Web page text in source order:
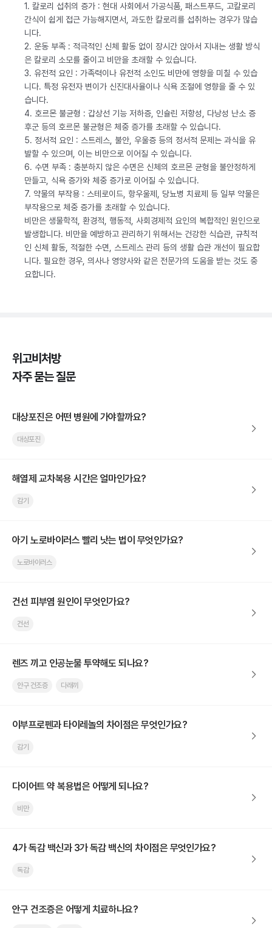
1. 칼로리 섭취의 증가 : 현대 사회에서 가공식품, 패스트푸드, 고칼로리
간식이 쉽게 접근 가능해지면서, 과도한 칼로리를 섭취하는 경우가 많습
니다.
2. 운동 부족 : 적극적인 신체 활동 없이 장시간 앉아서 지내는 생활 방식
은 칼로리 소모를 줄이고 비만을 초래할 수 있습니다.
3. 유전적 요인 : 가족력이나 유전적 소인도 비만에 영향을 미칠 수 있습
니다. 특정 유전자 변이가 신진대사율이나 식욕 조절에 영향을 줄 수 있
습니다.
4. 호르몬 불균형 : 갑상선 기능 저하증, 인슐린 저항성, 다낭성 난소 증
후군 등의 호르몬 불균형은 체중 증가를 초래할 수 있습니다.
5. 정서적 요인 : 스트레스, 불안, 우울증 등의 정서적 문제는 과식을 유
발할 수 있으며, 이는 비만으로 이어질 수 있습니다.
6. 수면 부족 : 충분하지 않은 수면은 신체의 호르몬 균형을 불안정하게
만들고, 식욕 증가와 체중 증가로 이어질 수 있습니다.
7. 약물의 부작용 : 스테로이드, 항우울제, 당뇨병 치료제 등 일부 약물은
부작용으로 체중 증가를 초래할 수 있습니다.
비만은 생물학적, 환경적, 행동적, 사회경제적 요인의 복합적인 원인으로
발생합니다. 비만을 예방하고 관리하기 위해서는 건강한 식습관, 규칙적
인 신체 활동, 적절한 수면, 스트레스 관리 등의 생활 습관 개선이 필요합
니다. 필요한 경우, 의사나 영양사와 같은 전문가의 도움을 받는 것도 중
요합니다.
위고비처방
자주 묻는 질문
대상포진은 어떤 병원에 가야할까요?
대상포진
해열제 교차복용 시간은 얼마인가요?
감기
아기 노로바이러스 빨리 낫는 법이 무엇인가요?
노로바이러스
건선 피부염 원인이 무엇인가요?
건선
렌즈 끼고 인공눈물 투약해도 되나요?
안구 건조증 다래끼
이부프로펜과 타이레놀의 차이점은 무엇인가요?
감기
다이어트 약 복용법은 어떻게 되나요?
비만
4가 독감 백신과 3가 독감 백신의 차이점은 무엇인가요?
독감
안구 건조증은 어떻게 치료하나요?